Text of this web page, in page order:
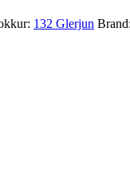
132 Glerjun Brand: